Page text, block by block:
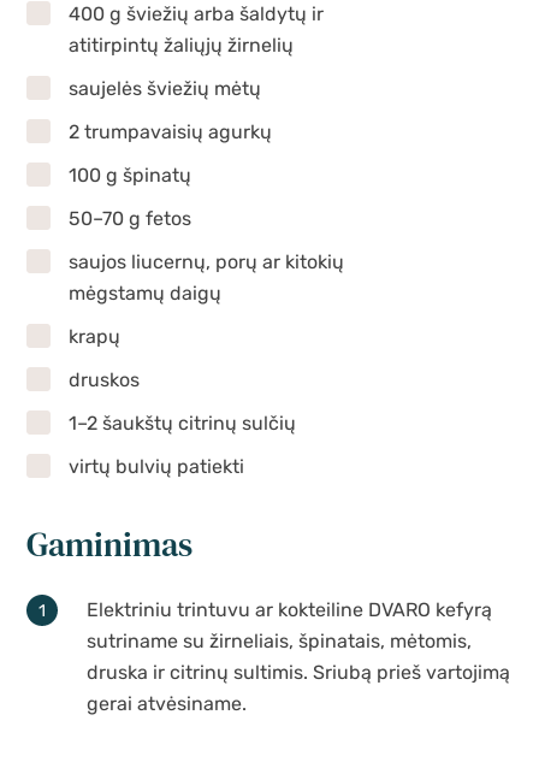
400 g šviežių arba šaldytų ir
atitirpintų žaliųjų žirnelių
saujelės šviežių mėtų
2 trumpavaisių agurkų
100 g špinatų
50–70 g fetos
saujos liucernų, porų ar kitokių
mėgstamų daigų
krapų
druskos
1–2 šaukštų citrinų sulčių
virtų bulvių patiekti
Gaminimas
Elektriniu trintuvu ar kokteiline DVARO kefyrą
sutriname su žirneliais, špinatais, mėtomis,
druska ir citrinų sultimis. Sriubą prieš vartojimą
gerai atvėsiname.